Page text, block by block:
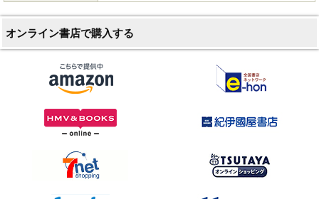
オンライン書店で購入する